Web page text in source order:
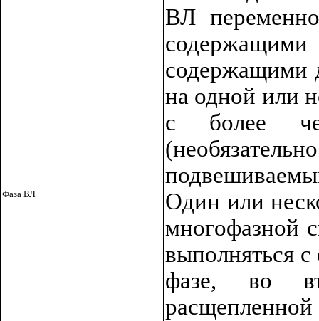
ВЛ
содержащими
на одной или
с более
Фаза ВЛ
Один или
многофазной
выполняться
фазе, во
расщепленной